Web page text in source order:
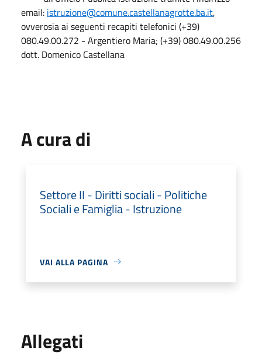
email: istruzione@comune.castellanagrotte.ba.it,
ovverosia ai seguenti recapiti telefonici (+39)
080.49.00.272 - Argentiero Maria; (+39) 080.49.00.256
dott. Domenico Castellana
A cura di
Settore II - Diritti sociali - Politiche
Sociali e Famiglia - Istruzione
VAI ALLA PAGINA
Allegati